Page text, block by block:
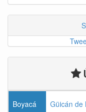
Boyacá Güicán de